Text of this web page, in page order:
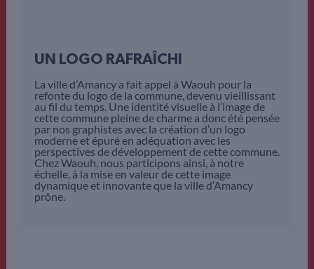
UN LOGO RAFRAÎCHI
La ville d’Amancy a fait appel à Waouh pour la
refonte du logo de la commune, devenu vieillissant
au fil du temps. Une identité visuelle à l’image de
cette commune pleine de charme a donc été pensée
par nos graphistes avec la création d’un logo
moderne et épuré en adéquation avec les
perspectives de développement de cette commune.
Chez Waouh, nous participons ainsi, à notre
échelle, à la mise en valeur de cette image
dynamique et innovante que la ville d’Amancy
prône.